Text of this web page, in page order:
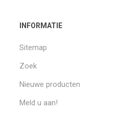
INFORMATIE
Sitemap
Zoek
Nieuwe producten
Meld u aan!